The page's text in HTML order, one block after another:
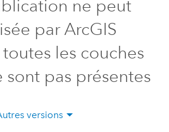
ne peut
par ArcGIS
les couches
sont pas présentes
versions